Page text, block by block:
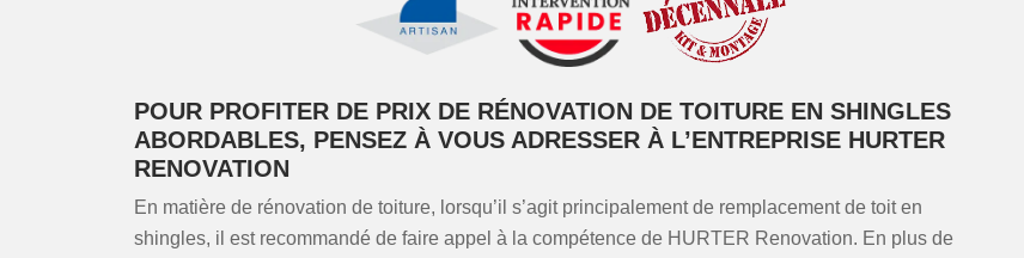
POUR PROFITER DE PRIX DE RÉNOVATION DE TOITURE EN SHINGLES
ABORDABLES, PENSEZ À VOUS ADRESSER À L’ENTREPRISE HURTER
RENOVATION
En matière de rénovation de toiture, lorsqu’il s’agit principalement de remplacement de toit en
shingles, il est recommandé de faire appel à la compétence de HURTER Renovation. En plus de